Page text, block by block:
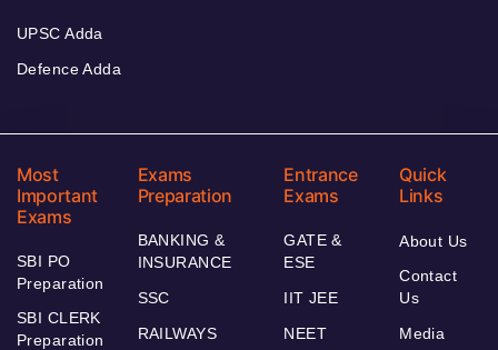
UPSC Adda
Defence Adda
Most
Important
Exams
SBI PO
Preparation
SBI CLERK
Preparation
Exams
Preparation
BANKING &
INSURANCE
SSC
RAILWAYS
Entrance
Exams
GATE &
ESE
IIT JEE
NEET
Quick
Links
About Us
Contact
Us
Media